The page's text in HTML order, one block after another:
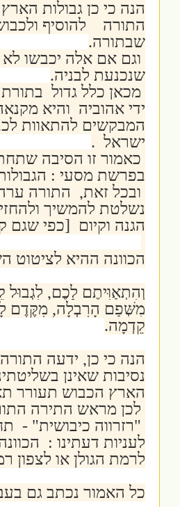
הנה כי כן גבולות
התורה להוסיף
שבתורה.
וגם אם אלה יכבשו
שנכנעת לבניה.
מכאן כלל גדול
ידי אהוביה והיא
המבקשים להתאוות
ישראל .
כאמור זו הסיבה
בפרשת מסעי :
ובכל זאת, התורה
נשלטת להמשיך
הגנה וקיום [כפי
הכוונה ההיא לציטוט
וְהִתְאַוִּיתֶם לָכֶם,
מִשְּׁפָם הָרִבְלָה, מִקֶּדֶם
קֵדְמָה.
הנה כי כן, ידעה
נסיבות שאינן
הארץ הכבוש תעורר
לכן מראש התירה
"רזרווה כיבושית" -
לעניות דעתינו :
לרמת הגולן או לצפון
כל האמור נכתב גם